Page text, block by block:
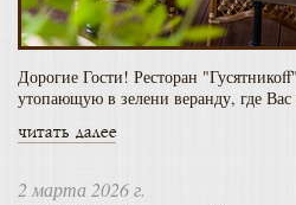
Дорогие Гости! Ресторан
утопающую в зелени веранду, где Вас
читать далее
2 марта 2026 г.